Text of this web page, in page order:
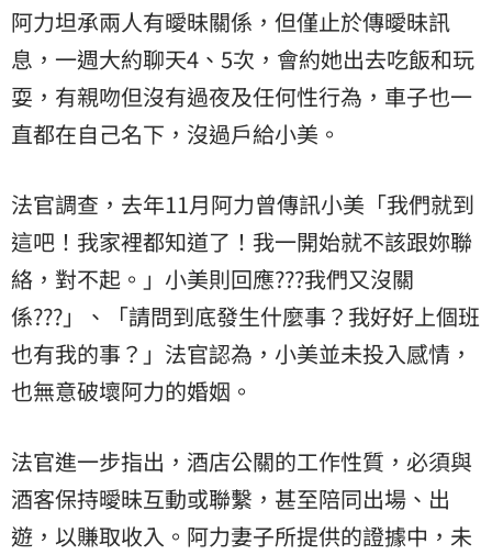
阿力坦承兩人有曖昧關係，但僅止於傳曖昧訊
息，一週大約聊天4、5次，會約她出去吃飯和玩
耍，有親吻但沒有過夜及任何性行為，車子也一
直都在自己名下，沒過戶給小美。
法官調查，去年11月阿力曾傳訊小美「我們就到
這吧！我家裡都知道了！我一開始就不該跟妳聯
絡，對不起。」小美則回應???我們又沒關
係???」、「請問到底發生什麼事？我好好上個班
也有我的事？」法官認為，小美並未投入感情，
也無意破壞阿力的婚姻。
法官進一步指出，酒店公關的工作性質，必須與
酒客保持曖昧互動或聯繫，甚至陪同出場、出
遊，以賺取收入。阿力妻子所提供的證據中，未